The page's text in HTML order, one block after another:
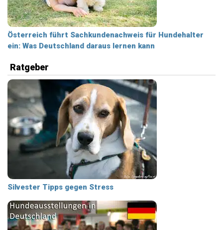
Österreich führt Sachkundenachweis für Hundehalter
ein: Was Deutschland daraus lernen kann
Ratgeber
Silvester Tipps gegen Stress